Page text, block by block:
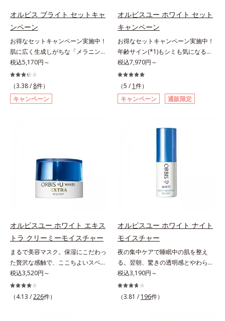
コリン・メタクリル酸ブチル共重合
体液*2 メラニンの生成を抑え、シ
ミ・ソバカスを防ぐ*3 日本化粧品
業界で初めてメラニンの第三のルー
トに着目し、日本放射線影響学会第
表したこと*4 うるおいにより透明
感のある肌*5 うるおいによる*6 メ
ラノサイトまで*7 シミ・ソバカス
スコルビン酸 2-グルコシド、パウダ
て「高圧処理ビタミンC(*7)」を採
バカスの原因となるメラニンの生成
を食い止めます。またオルビス独自
成分の「ブライトVCコンプレック
ス(*8)」が、透明感を阻害する原因
(*9)にアプローチします。さらに肌
表面のなめらかさやみずみずしさを
サポートするために、肌荒れ防止有
L＝さっぱりタイプ（脂性肌～普通
肌）M＝しっとりタイプ（普通肌～
乾性肌）*1 シミ・ソバカスが肌表
面にあらわれること*2 メラニンの
*4 日本化粧品業界で初めてメラニ
ンの第三のルートに着目し、日本放
射線影響学会第53回大会で2010年
10月に初めて発表したこと*5 うる
おいによる*6 メラノサイトまで*7
L-アスコルビン酸 2-グルコシド*8
L-アスコルビン酸 2-グルコシド、パ
ウダルコ樹皮エキス、油溶性甘草エ
C(*7)」を採用。肌奥(*5)まで浸透
し、シミやソバカスの原因となるメ
ラニンの生成を食い止めます。また
オルビス独自成分の「ブライトVC
コンプレックス(*8)」が、透明感を
阻害する原因(*9)にアプローチしま
す。さらに肌表面のなめらかさやみ
ずみずしさをサポートするために、
肌荒れ防止有効成分と速効性と持続
のアプローチによって、肌本来の輝
（脂性肌～普通肌）M＝しっとりタ
イプ（普通肌～乾性肌）*1 メラニ
ンの生成を抑え、シミ・ソバカスを
防ぐ*2 日本化粧品業界で初めてメ
2010年10月に初めて発表したこと
*3 うるおいにより透明感のある肌
*4 うるおいによる*5 メラノサイト
まで*6 シミ・ソバカスが肌表面に
あらわれること*7 L-アスコルビン
酸 2-グルコシド*8 L-アスコルビン
酸 2-グルコシド、パウダルコ樹皮エ
キス、油溶性甘草エキス(2)*9 乾燥
オルビス ブライト セットキャ
ンペーン
お得なセットキャンペーン実施中！
肌に広く生成しがちな「メラニンに
じみ(*1)」の原因をブロック(*2)！
澄み渡る輝き透明肌(*3)へ。業界初
(*4)知見「メラニンの第三のルー
ト」である「横のひろがり」に着目
して、全方位から透明肌を目指すブ
ソバカスという「点」だけでなく、
透明感のなさなどの「面」での透明
感を阻害する原因を引き起こしてい
ることがわかりました。そこでオル
ビス ブライト シリーズは「メラニ
タミンC(*7)」を採用。肌奥(*6)まで
浸透し、シミやソバカスの原因とな
るメラニンの生成を食い止めます。
またオルビス独自成分の「ブライト
VCコンプレックス(*8)」が、透明感
を阻害する原因(*9)にアプローチし
ます。さらに肌表面のなめらかさや
みずみずしさをサポートするため
税込5,170円～
（3.38 / 8件）
キャンペーン
オルビスユー ホワイト セット
キャンペーン
お得なセットキャンペーン実施中！
年齢サイン(*1)もシミも気になる方
へ。ベニバナエキスとアルブチンの
Wケアで、若々しい透明美肌へ導く
スキンケアシリーズ。若々しく透明
感のある美肌を構成する要素と、年
齢肌のメラニン生成にアプローチし
ンケアシリーズです。「オルビスユ
と年齢の関係に着目。点在するシミ
だけでなく、メラニンが蓄積しがち
な年齢肌(*2)の“メラニンメタボ
(*3)”にアプローチして、澄みわたる
美肌を目指します。*1 乾燥やキメ
ねた肌*3 メラニンが過剰に生成す
る状態
税込7,970円～
（5 / 1件）
キャンペーン
通販限定
オルビスユー ホワイト エキス
トラ クリーミーモイスチャー
まるで美容マスク。保湿にこだわっ
た贅沢な感触で、ここちよいスペシ
ャルケアを。若々しく透明感のある
美肌を構成する要素と、年齢肌(*1)
のメラニン生成にアプローチして、
税込3,520円～
（4.13 /226件）
オルビスユー ホワイト ナイト
モイスチャー
夜の集中ケアで睡眠中の肌を整え
る。翌朝、驚きの透明感とやわらか
さを感じて。若々しく透明感のある
美肌を構成する要素と、年齢肌(*1)
のメラニン生成にアプローチして、
税込3,190円～
（3.81 / 196件）